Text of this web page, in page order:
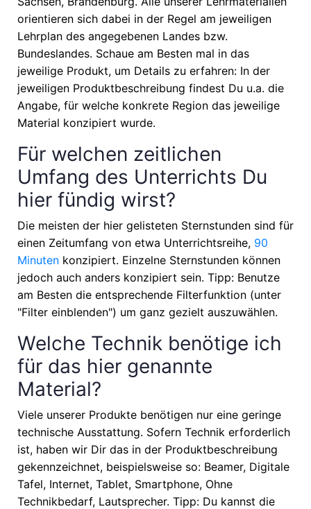
orientieren sich dabei in der Regel am jeweiligen
Lehrplan des angegebenen Landes bzw.
Bundeslandes. Schaue am Besten mal in das
jeweilige Produkt, um Details zu erfahren: In der
jeweiligen Produktbeschreibung findest Du u.a. die
Angabe, für welche konkrete Region das jeweilige
Material konzipiert wurde.
Für welchen zeitlichen
Umfang des Unterrichts Du
hier fündig wirst?
Die meisten der hier gelisteten Sternstunden sind für
einen Zeitumfang von etwa Unterrichtsreihe, 90
Minuten konzipiert. Einzelne Sternstunden können
jedoch auch anders konzipiert sein. Tipp: Benutze
am Besten die entsprechende Filterfunktion (unter
"Filter einblenden") um ganz gezielt auszuwählen.
Welche Technik benötige ich
für das hier genannte
Material?
Viele unserer Produkte benötigen nur eine geringe
technische Ausstattung. Sofern Technik erforderlich
ist, haben wir Dir das in der Produktbeschreibung
gekennzeichnet, beispielsweise so: Beamer, Digitale
Tafel, Internet, Tablet, Smartphone, Ohne
Technikbedarf, Lautsprecher. Tipp: Du kannst die